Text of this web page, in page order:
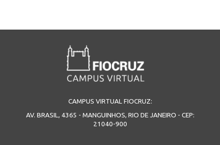
CAMPUS VIRTUAL FIOCRUZ:
AV. BRASIL, 4365 - MANGUINHOS, RIO DE JANEIRO - CEP:
21040-900